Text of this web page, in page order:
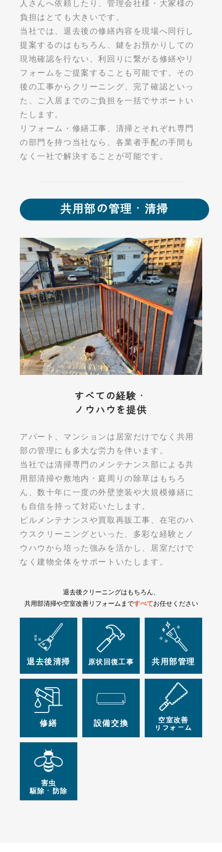
人さんへ依頼したり、管理会社様・大家様の
負担はとても大きいです。
当社では、退去後の修繕内容を現場へ同行し
提案するのはもちろん、鍵をお預かりしての
現地確認を行ない、利回りに繋がる修繕やリ
フォームをご提案することも可能です。その
後の工事からクリーニング、完了確認といっ
た、ご入居までのご負担を一括でサポートい
たします。
リフォーム・修繕工事、清掃とそれぞれ専門
の部門を持つ当社なら、各業者手配の手間も
なく一社で解決することが可能です。
共用部の管理・清掃
すべての経験・
ノウハウを提供
アパート、マンションは居室だけでなく共用
部の管理にも多大な労力を伴います。
当社では清掃専門のメンテナンス部による共
用部清掃や敷地内・庭周りの除草はもちろ
ん、数十年に一度の外壁塗装や大規模修繕に
も自信を持って対応いたします。
ビルメンテナンスや買取再販工事、在宅のハ
ウスクリーニングといった、多彩な経験とノ
ウハウから培った強みを活かし、居室だけで
なく建物全体をサポートいたします。
退去後クリーニングはもちろん、
共用部清掃や空室改善リフォームまですべてお任せください
退去後清掃 原状回復工事 共用部管理
修繕 設備交換
空室改善
リフォーム
害虫
駆除・防除